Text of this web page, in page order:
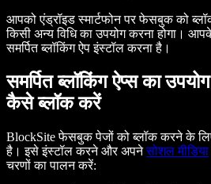
आपको एंड्रॉइड स्मार्टफोन पर फेसबुक को
किसी अन्य विधि का उपयोग करना होगा।
समर्पित ब्लॉकिंग ऐप इंस्टॉल करना है।
समर्पित ब्लॉकिंग ऐप्स का
कैसे ब्लॉक करें
BlockSite फेसबुक पेजों को ब्लॉक करने के
है। इसे इंस्टॉल करने और अपनेसोशल मीडिया
चरणों का पालन करें: